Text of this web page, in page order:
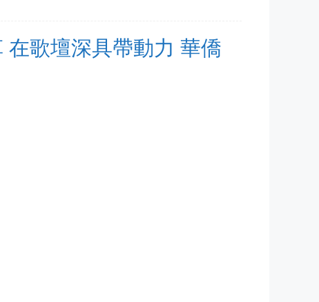
在歌壇深具帶動力 華僑